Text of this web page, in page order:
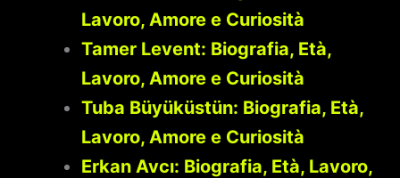
Lavoro, Amore e Curiosità
Tamer Levent: Biografia, Età,
Lavoro, Amore e Curiosità
Tuba Büyüküstün: Biografia, Età,
Lavoro, Amore e Curiosità
Erkan Avcı: Biografia, Età, Lavoro,